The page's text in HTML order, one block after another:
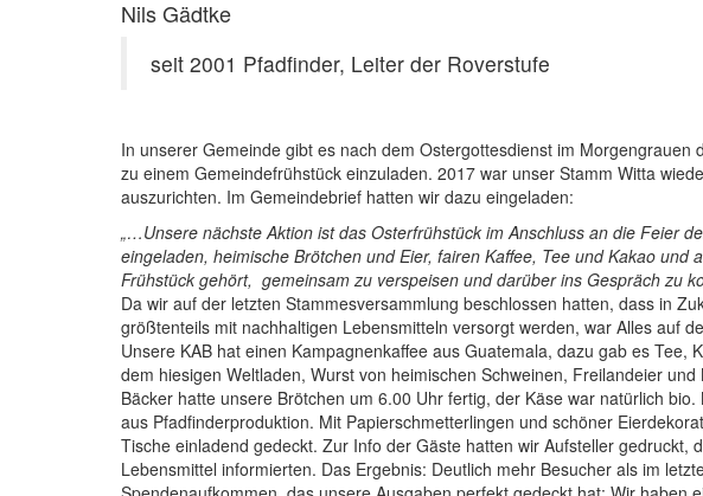
Nils Gädtke
seit 2001 Pfadfinder, Leiter der Roverstufe
In unserer Gemeinde gibt es nach dem Ostergottesdienst im Morgengrauen
zu einem Gemeindefrühstück einzuladen. 2017 war unser Stamm Witta
auszurichten. Im Gemeindebrief hatten wir dazu eingeladen:
„…Unsere nächste Aktion ist das Osterfrühstück im Anschluss an die Feier
eingeladen, heimische Brötchen und Eier, fairen Kaffee, Tee und Kakao und
Frühstück gehört, gemeinsam zu verspeisen und darüber ins Gespräch zu
Da wir auf der letzten Stammesversammlung beschlossen hatten, dass in
größtenteils mit nachhaltigen Lebensmitteln versorgt werden, war Alles auf
Unsere KAB hat einen Kampagnenkaffee aus Guatemala, dazu gab es Tee,
dem hiesigen Weltladen, Wurst von heimischen Schweinen, Freilandeier
Bäcker hatte unsere Brötchen um 6.00 Uhr fertig, der Käse war natürlich
aus Pfadfinderproduktion. Mit Papierschmetterlingen und schöner
Tische einladend gedeckt. Zur Info der Gäste hatten wir Aufsteller gedruckt,
Lebensmittel informierten. Das Ergebnis: Deutlich mehr Besucher als im